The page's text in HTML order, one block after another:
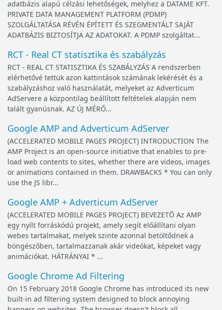
adatbázis alapú célzási lehetőségek, melyhez a DATAME KFT.
PRIVATE DATA MANAGEMENT PLATFORM (PDMP)
SZOLGÁLTATÁSA RÉVÉN ÉPÍTETT ÉS SZEGMENTÁLT SAJÁT
ADATBÁZIS BIZTOSÍTJA AZ ADATOKAT. A PDMP szolgáltat...
RCT - Real CT statisztika és szabályzás
RCT - REAL CT STATISZTIKA ÉS SZABÁLYZÁS A rendszerben
elérhetővé tettük azon kattintások számának lekérését és a
szabályzáshoz való használatát, melyeket az Adverticum
AdServere a központilag beállított feltételek alapján nem
talált gyanúsnak. AZ ÚJ MÉRŐ...
Google AMP and Adverticum AdServer
(ACCELERATED MOBILE PAGES PROJECT) INTRODUCTION The
AMP Project is an open-source initiative that enables to pre-
load web contents to sites, whether there are videos, images
or animations contained in them. DRAWBACKS * You can only
use the JS libr...
Google AMP + Adverticum AdServer
(ACCELERATED MOBILE PAGES PROJECT) BEVEZETŐ Az AMP
egy nyílt forráskódú projekt, amely segít előállítani olyan
webes tartalmakat, melyek szinte azonnal betöltődnek a
böngészőben, tartalmazzanak akár videókat, képeket vagy
animációkat. HÁTRÁNYAI * ...
Google Chrome Ad Filtering
On 15 February 2018 Google Chrome has introduced its new
built-in ad filtering system designed to block annoying